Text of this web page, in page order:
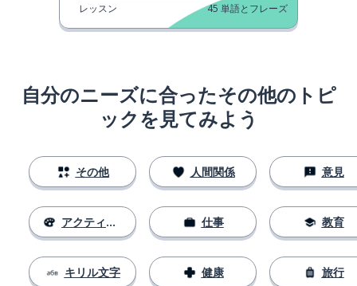
レッスン 45 単語とフレーズ
自分のニーズに合ったその他のトピ
ックを見てみよう
その他
アクティビティ
キリル文字
人間関係
仕事
健康
意見
教育
旅行